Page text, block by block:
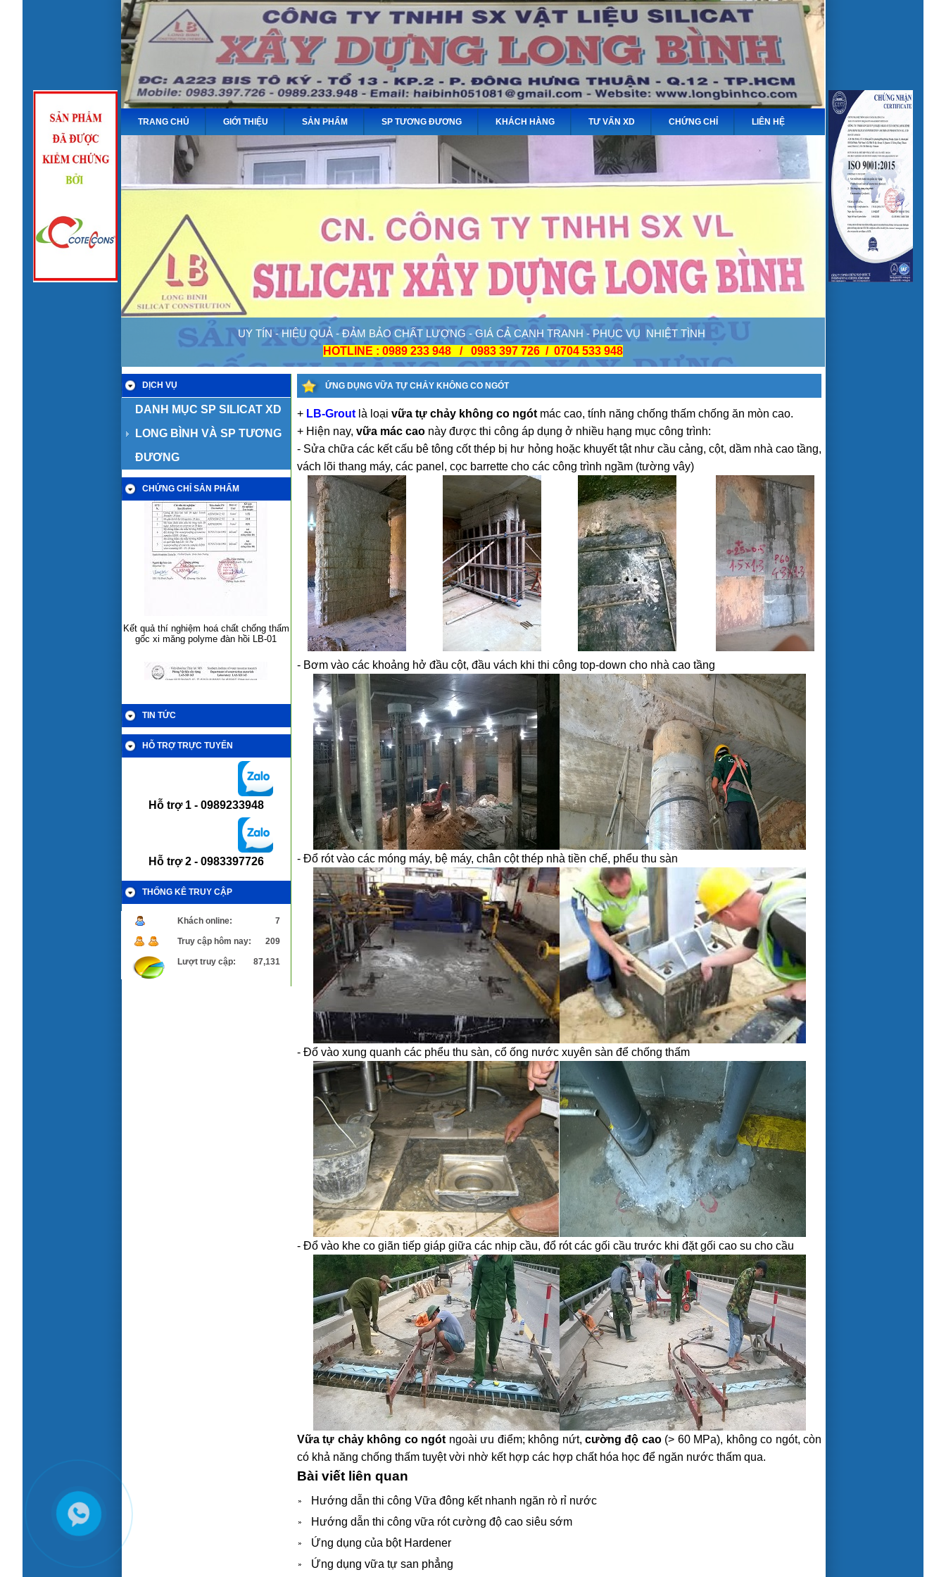
TRANG CHỦ GIỚI THIỆU SẢN PHẨM SP TƯƠNG ĐƯƠNG KHÁCH HÀNG TƯ VẤN XD CHỨNG CHỈ LIÊN HỆ
UY TÍN - HIỆU QUẢ - ĐẢM BẢO CHẤT LƯỢNG - GIÁ CẢ CẠNH TRANH - PHỤC VỤ NHIỆT TÌNH
HOTLINE : 0989 233 948 / 0983 397 726 / 0704 533 948
DỊCH VỤ
DANH MỤC SP SILICAT XD
LONG BÌNH VÀ SP TƯƠNG
ĐƯƠNG
CHỨNG CHỈ SẢN PHẨM
gốc xi măng polyme đàn hồi LB-01
Kết quả thí nghiệm hoá chất chống thấm
gốc xi măng polyme đàn hồi cao LB-
01Flex
Kết quả thí nghiệm hoá chất chống thấm
TIN TỨC
HỖ TRỢ TRỰC TUYẾN
Hỗ trợ 1 - 0989233948
Hỗ trợ 2 - 0983397726
THỐNG KÊ TRUY CẬP
Khách online: 7
Truy cập hôm nay: 209
Lượt truy cập: 87,131
ỨNG DỤNG VỮA TỰ CHẢY KHÔNG CO NGÓT
+ LB-Grout là loại vữa tự chảy không co ngót mác cao, tính năng chống thấm chống ăn mòn cao.
+ Hiện nay, vữa mác cao này được thi công áp dụng ở nhiều hạng mục công trình:
- Sửa chữa các kết cấu bê tông cốt thép bị hư hỏng hoặc khuyết tật như cầu cảng, cột, dầm nhà cao tầng,
vách lõi thang máy, các panel, cọc barrette cho các công trình ngầm (tường vây)
- Bơm vào các khoảng hở đầu cột, đầu vách khi thi công top-down cho nhà cao tầng
- Đổ rót vào các móng máy, bệ máy, chân cột thép nhà tiền chế, phểu thu sàn
- Đổ vào xung quanh các phểu thu sàn, cổ ống nước xuyên sàn để chống thấm
- Đổ vào khe co giãn tiếp giáp giữa các nhịp cầu, đổ rót các gối cầu trước khi đặt gối cao su cho cầu
Vữa tự chảy không co ngót ngoài ưu điểm; không nứt, cường độ cao(> 60 MPa), không co ngót, còn
có khả năng chống thấm tuyệt vời nhờ kết hợp các hợp chất hóa học để ngăn nước thấm qua.
Bài viết liên quan
Hướng dẫn thi công Vữa đông kết nhanh ngăn rò rỉ nước
Hướng dẫn thi công vữa rót cường độ cao siêu sớm
Ứng dụng của bột Hardener
Ứng dụng vữa tự san phẳng